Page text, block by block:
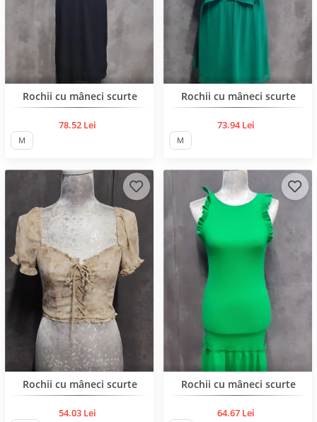
Нов продукт
Rochii cu mâneci scurte
78.52 Lei
M
Нов продукт
Rochii cu mâneci scurte
73.94 Lei
M
Нов продукт
Rochii cu mâneci scurte
54.03 Lei
Нов продукт
Rochii cu mâneci scurte
64.67 Lei